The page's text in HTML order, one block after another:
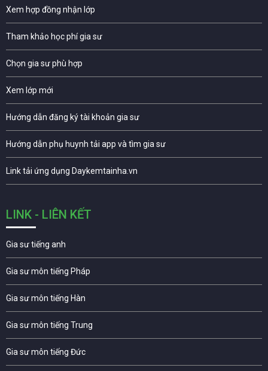
Xem hợp đồng nhận lớp
Tham khảo học phí gia sư
Chọn gia sư phù hợp
Xem lớp mới
Hướng dẫn đăng ký tài khoản gia sư
Hướng dẫn phụ huynh tải app và tìm gia sư
Link tải ứng dụng Daykemtainha.vn
LINK - LIÊN KẾT
Gia sư tiếng anh
Gia sư môn tiếng Pháp
Gia sư môn tiếng Hàn
Gia sư môn tiếng Trung
Gia sư môn tiếng Đức